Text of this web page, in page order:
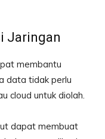
Jaringan
membantu
data tidak perlu
cloud untuk diolah.
dapat membuat